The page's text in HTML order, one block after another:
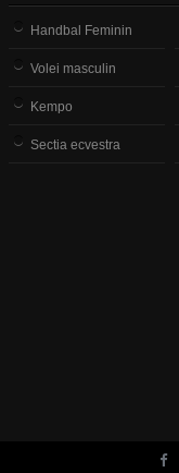
Handbal Feminin
Volei masculin
Kempo
Sectia ecvestra